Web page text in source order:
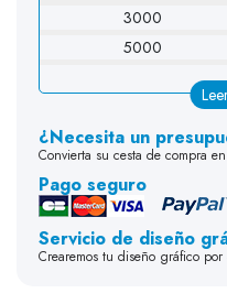
3000
5000
¿Necesita un
Convierta su cesta de compra
Pago seguro
Servicio de diseño
Crearemos tu diseño gráfico